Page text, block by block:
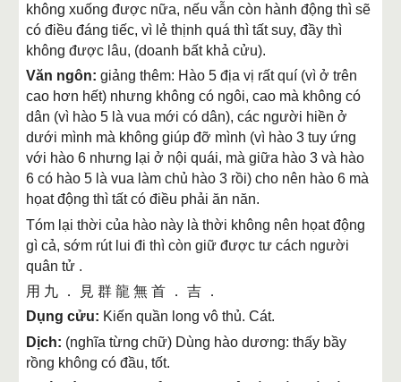
không xuống được nữa, nếu vẫn còn hành động thì sẽ
có điều đáng tiếc, vì lẻ thịnh quá thì tất suy, đầy thì
không được lâu, (doanh bất khả cửu).
Văn ngôn: giảng thêm: Hào 5 địa vị rất quí (vì ở trên
cao hơn hết) nhưng không có ngôi, cao mà không có
dân (vì hào 5 là vua mới có dân), các người hiền ở
dưới mình mà không giúp đỡ mình (vì hào 3 tuy ứng
với hào 6 nhưng lại ở nội quái, mà giữa hào 3 và hào
6 có hào 5 là vua làm chủ hào 3 rồi) cho nên hào 6 mà
họat động thì tất có điều phải ăn năn.
Tóm lại thời của hào này là thời không nên họat động
gì cả, sớm rút lui đi thì còn giữ được tư cách người
quân tử .
用 九 ． 見 群 龍 無 首 ． 吉 ．
Dụng cửu: Kiến quần long vô thủ. Cát.
Dịch: (nghĩa từng chữ) Dùng hào dương: thấy bầy
rồng không có đầu, tốt.